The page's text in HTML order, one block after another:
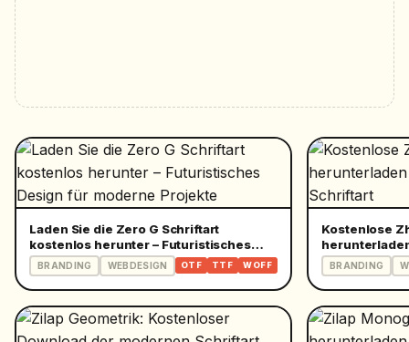
Laden Sie die Zero G Schriftart
kostenlos herunter – Futuristisches
Design für moderne Projekte
BRANDING WEBDESIGN OTF TTF WOFF
Kostenlose
Schriftart
BRANDING